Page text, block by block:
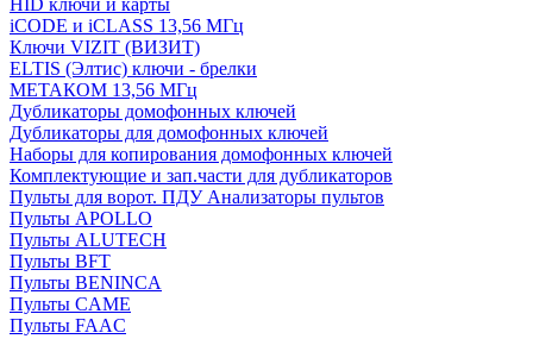
HID ключи и карты
iCODE и iCLASS 13,56 МГц
Ключи VIZIT (ВИЗИТ)
ELTIS (Элтис) ключи - брелки
МЕТАКОМ 13,56 МГц
Дубликаторы домофонных ключей
Дубликаторы для домофонных ключей
Наборы для копирования домофонных ключей
Комплектующие и зап.части для дубликаторов
Пульты для ворот. ПДУ Анализаторы пультов
Пульты APOLLO
Пульты ALUTECH
Пульты BFT
Пульты BENINCA
Пульты CAME
Пульты FAAC